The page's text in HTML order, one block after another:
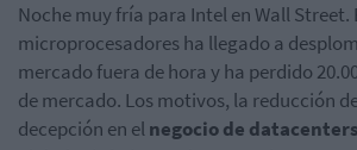
Noche muy fría para Intel en Wall
microprocesadores ha llegado a
mercado fuera de hora y ha perdido
de mercado. Los motivos, la reducción
decepción en elnegocio de datacenters